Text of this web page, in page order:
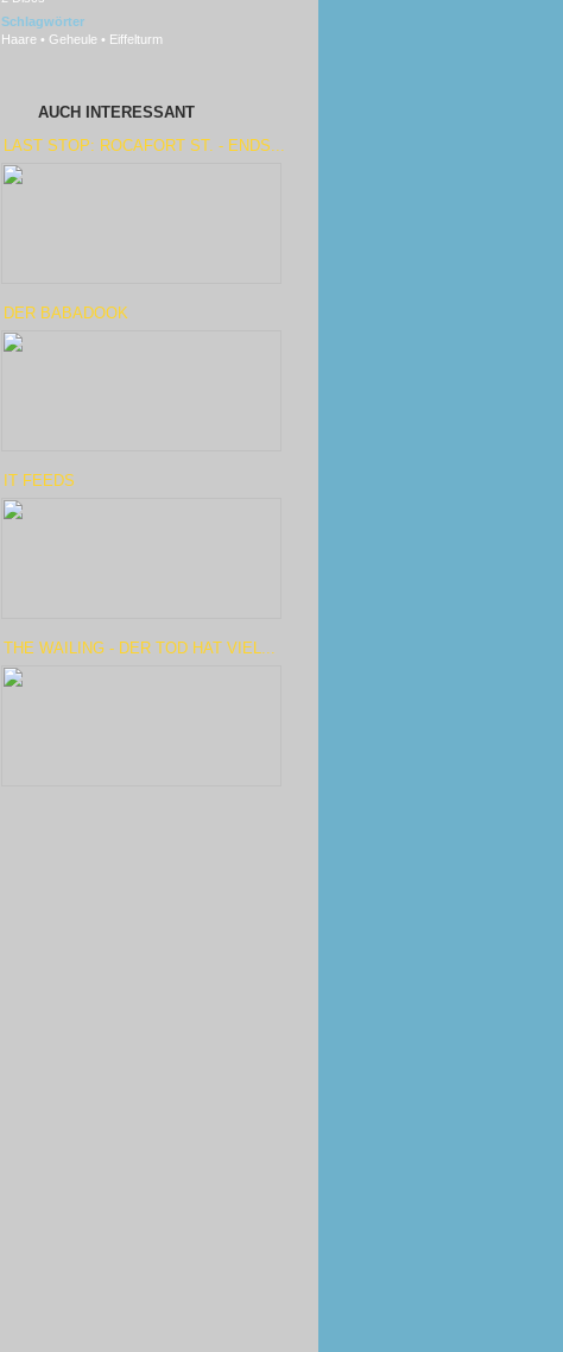
Schlagwörter
Haare • Geheule • Eiffelturm
AUCH INTERESSANT
LAST STOP: ROCAFORT ST. - ENDS...
DER BABADOOK
IT FEEDS
THE WAILING - DER TOD HAT VIEL...